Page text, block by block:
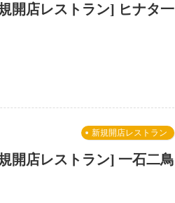
開店レストラン] ヒナタ一
新規開店レストラン
開店レストラン] 一石二鳥